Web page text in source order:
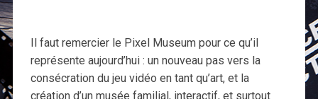
Il faut remercier le Pixel Museum pour ce qu’il
représente aujourd’hui : un nouveau pas vers la
consécration du jeu vidéo en tant qu’art, et la
création d’un musée familial, interactif, et surtout